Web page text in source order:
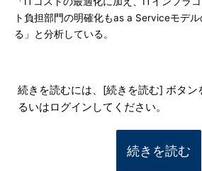
ト負担部門の明確化もas a Serviceモデ
る」と分析している。
続きを読むには、[続きを読む] ボタン
るいはログインしてください。
続きを読む